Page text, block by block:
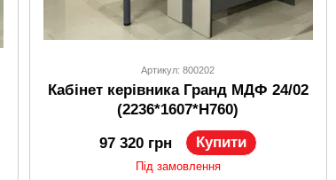
Артикул: 800202
Кабінет керівника Гранд МДФ 24/02
(2236*1607*H760)
97 320 грн Купити
Під замовлення